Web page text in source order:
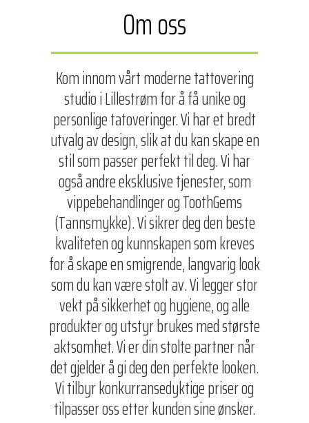
Om oss
Kom innom vårt moderne tattovering
studio i Lillestrøm for å få unike og
personlige tatoveringer. Vi har et bredt
utvalg av design, slik at du kan skape en
stil som passer perfekt til deg. Vi har
også andre eksklusive tjenester, som
vippebehandlinger og ToothGems
(Tannsmykke). Vi sikrer deg den beste
kvaliteten og kunnskapen som kreves
for å skape en smigrende, langvarig look
som du kan være stolt av. Vi legger stor
vekt på sikkerhet og hygiene, og alle
produkter og utstyr brukes med største
aktsomhet. Vi er din stolte partner når
det gjelder å gi deg den perfekte looken.
Vi tilbyr konkurransedyktige priser og
tilpasser oss etter kunden sine ønsker.